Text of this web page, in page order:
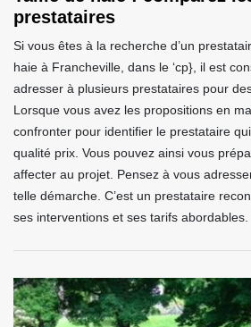
prestataires
Si vous êtes à la recherche d’un
haie à Francheville, dans le ‘cp}, il est
adresser à plusieurs prestataires pour
Lorsque vous avez les propositions en
confronter pour identifier le prestataire
qualité prix. Vous pouvez ainsi vous
affecter au projet. Pensez à vous
telle démarche. C’est un prestataire
ses interventions et ses tarifs abordables.